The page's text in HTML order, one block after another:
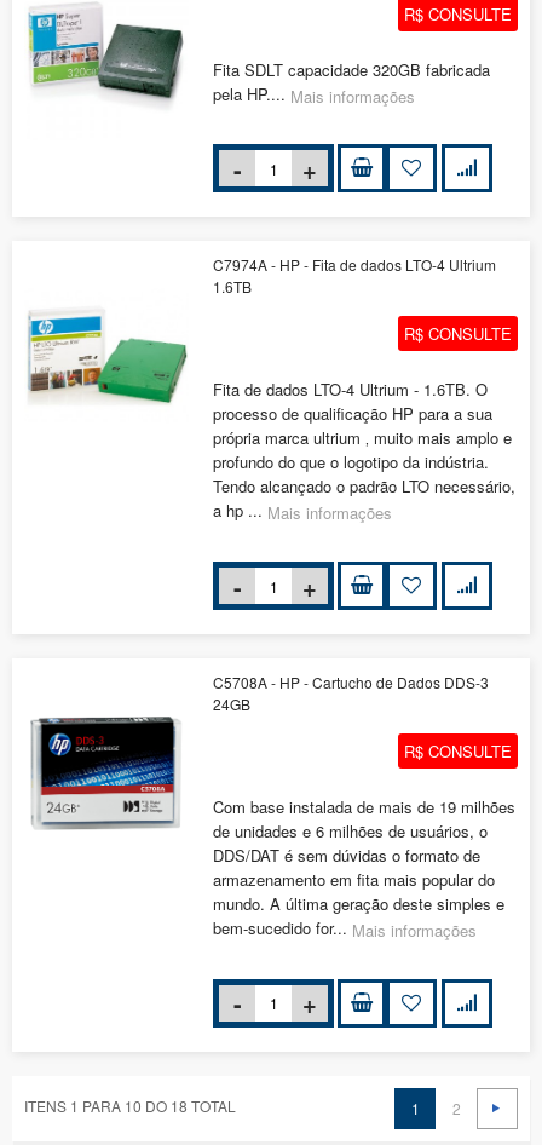
R$ CONSULTE
Fita SDLT capacidade 320GB fabricada
pela HP.... Mais informações
C7974A - HP - Fita de dados LTO-4 Ultrium
1.6TB
R$ CONSULTE
Fita de dados LTO-4 Ultrium - 1.6TB. O
processo de qualificação HP para a sua
própria marca ultrium ‚ muito mais amplo e
profundo do que o logotipo da indústria.
Tendo alcançado o padrão LTO necessário,
a hp ... Mais informações
C5708A - HP - Cartucho de Dados DDS-3
24GB
R$ CONSULTE
Com base instalada de mais de 19 milhões
de unidades e 6 milhões de usuários, o
DDS/DAT é sem dúvidas o formato de
armazenamento em fita mais popular do
mundo. A última geração deste simples e
bem-sucedido for... Mais informações
ITENS 1 PARA 10 DO 18 TOTAL 1 2